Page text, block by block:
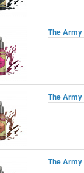
The Army
The Army
The Army